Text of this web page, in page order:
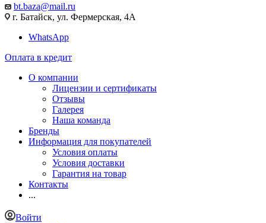
bt.baza@mail.ru
г. Батайск, ул. Фермерская, 4А
WhatsApp
Оплата в кредит
О компании
Лицензии и сертификаты
Отзывы
Галерея
Наша команда
Бренды
Информация для покупателей
Условия оплаты
Условия доставки
Гарантия на товар
Контакты
...
Войти